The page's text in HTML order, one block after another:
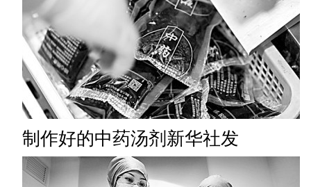
制作好的中药汤剂新华社发